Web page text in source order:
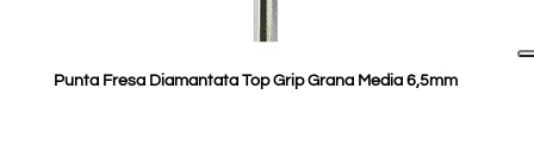
Punta Fresa Diamantata Top Grip Grana Media 6,5mm